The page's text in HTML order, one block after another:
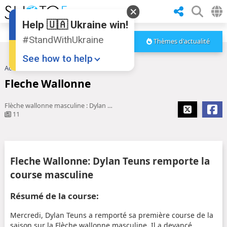
Thèmes d'actualité
Accueil
Fleche Wallonne
Flèche wallonne masculine : Dylan Teuns s'impose devant Alejandro Valverde et Aleksandr Vlasov, Julian Alaphilippe au pied du podium... Revivez la cla
11
Fleche Wallonne: Dylan Teuns remporte la
course masculine
Résumé de la course:
Mercredi, Dylan Teuns a remporté sa première course de la
Help 🇺🇦 Ukraine win!
#StandWithUkraine
See how to help
Support Ukraine
Share this widget